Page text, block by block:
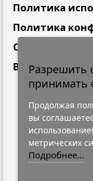
Политика
Политика
Вакансии
Подпишитесь
Нажимая
персональных
Разрешить
принимать
Продолжая
вы
метрических
Подробнее...